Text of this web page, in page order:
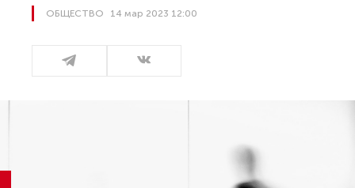
ОБЩЕСТВО 14 мар 2023 12:00